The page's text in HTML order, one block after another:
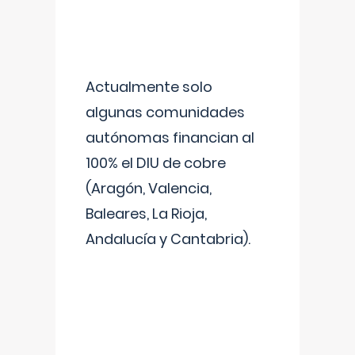
Actualmente solo
algunas comunidades
autónomas financian al
100% el DIU de cobre
(Aragón, Valencia,
Baleares, La Rioja,
Andalucía y Cantabria).